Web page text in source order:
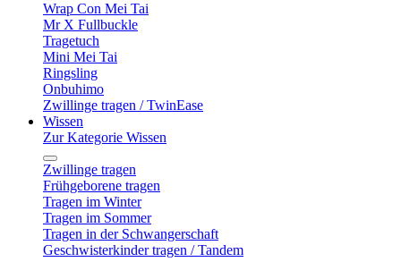
Wrap Con Mei Tai
Mr X Fullbuckle
Tragetuch
Mini Mei Tai
Ringsling
Onbuhimo
Zwillinge tragen / TwinEase
Wissen
Zur Kategorie Wissen
Zwillinge tragen
Frühgeborene tragen
Tragen im Winter
Tragen im Sommer
Tragen in der Schwangerschaft
Geschwisterkinder tragen / Tandem